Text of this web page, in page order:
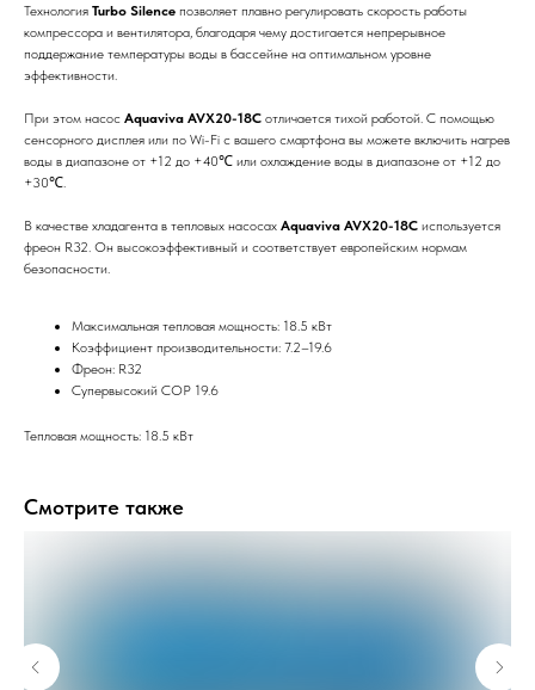
Технология Turbo Silence позволяет плавно регулировать скорость работы
компрессора и вентилятора, благодаря чему достигается непрерывное
поддержание температуры воды в бассейне на оптимальном уровне
эффективности.
При этом насос Aquaviva AVX20-18C отличается тихой работой. С помощью
сенсорного дисплея или по Wi-Fi с вашего смартфона вы можете включить нагрев
воды в диапазоне от +12 до +40℃ или охлаждение воды в диапазоне от +12 до
+30℃.
В качестве хладагента в тепловых насосах Aquaviva AVX20-18C используется
фреон R32. Он высокоэффективный и соответствует европейским нормам
безопасности.
Максимальная тепловая мощность: 18.5 кВт
Коэффициент производительности: 7.2–19.6
Фреон: R32
Супервысокий COP 19.6
Тепловая мощность: 18.5 кВт
Смотрите также